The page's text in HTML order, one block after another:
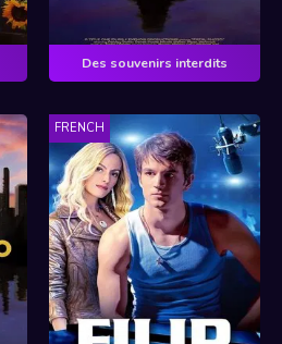
Des souvenirs interdits
FRENCH